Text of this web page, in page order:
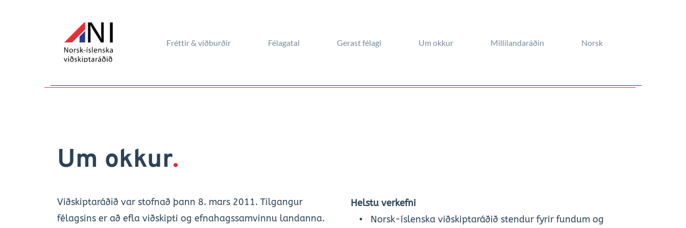
Fréttir & viðburðir Félagatal Gerast félagi Um okkur Millilandaráðin Norsk
Um okkur.
Viðskiptaráðið var stofnað þann 8. mars 2011. Tilgangur
félagsins er að efla viðskipti og efnahagssamvinnu landanna.
Helstu verkefni
Norsk-íslenska viðskiptaráðið stendur fyrir fundum og